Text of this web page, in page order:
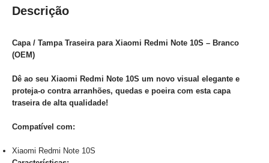
Descrição
Capa / Tampa Traseira para Xiaomi Redmi Note 10S – Branco
(OEM)
Dê ao seu Xiaomi Redmi Note 10S um novo visual elegante e
proteja-o contra arranhões, quedas e poeira com esta capa
traseira de alta qualidade!
Compatível com:
Xiaomi Redmi Note 10S